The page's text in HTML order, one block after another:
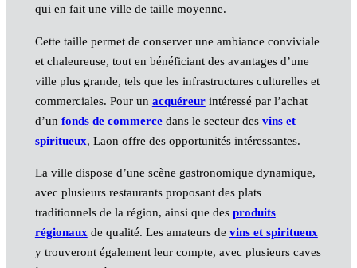
qui en fait une ville de taille moyenne.
Cette taille permet de conserver une ambiance conviviale
et chaleureuse, tout en bénéficiant des avantages d’une
ville plus grande, tels que les infrastructures culturelles et
commerciales. Pour un acquéreurintéressé par l’achat
d’un fonds de commercedans le secteur des vins et
spiritueux, Laon offre des opportunités intéressantes.
La ville dispose d’une scène gastronomique dynamique,
avec plusieurs restaurants proposant des plats
traditionnels de la région, ainsi que des produits
régionaux de qualité. Les amateurs de vins et spiritueux
y trouveront également leur compte, avec plusieurs caves